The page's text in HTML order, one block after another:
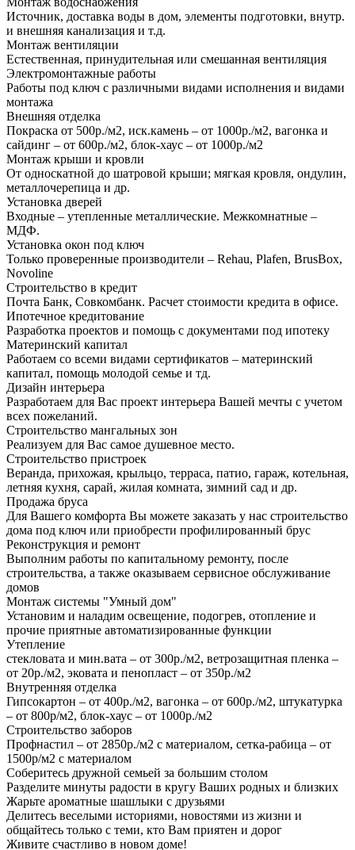
Источник, доставка воды в дом, элементы подготовки, внутр.
и внешняя канализация и т.д.
Монтаж вентиляции
Естественная, принудительная или смешанная вентиляция
Электромонтажные работы
Работы под ключ с различными видами исполнения и видами
монтажа
Внешняя отделка
Покраска от 500р./м2, иск.камень – от 1000р./м2, вагонка и
сайдинг – от 600р./м2, блок-хаус – от 1000р./м2
Монтаж крыши и кровли
От односкатной до шатровой крыши; мягкая кровля, ондулин,
металлочерепица и др.
Установка дверей
Входные – утепленные металлические. Межкомнатные –
МДФ.
Установка окон под ключ
Только проверенные производители – Rehau, Plafen, BrusBox,
Novoline
Строительство в кредит
Почта Банк, Совкомбанк. Расчет стоимости кредита в офисе.
Ипотечное кредитование
Разработка проектов и помощь с документами под ипотеку
Материнский капитал
Работаем со всеми видами сертификатов – материнский
капитал, помощь молодой семье и тд.
Дизайн интерьера
Разработаем для Вас проект интерьера Вашей мечты с учетом
всех пожеланий.
Строительство мангальных зон
Реализуем для Вас самое душевное место.
Строительство пристроек
Веранда, прихожая, крыльцо, терраса, патио, гараж, котельная,
летняя кухня, сарай, жилая комната, зимний сад и др.
Продажа бруса
Для Вашего комфорта Вы можете заказать у нас строительство
дома под ключ или приобрести профилированный брус
Реконструкция и ремонт
Выполним работы по капитальному ремонту, после
строительства, а также оказываем сервисное обслуживание
домов
Монтаж системы "Умный дом"
Установим и наладим освещение, подогрев, отопление и
прочие приятные автоматизированные функции
Утепление
стекловата и мин.вата – от 300р./м2, ветрозащитная пленка –
от 20р./м2, эковата и пенопласт – от 350р./м2
Внутренняя отделка
Гипсокартон – от 400р./м2, вагонка – от 600р./м2, штукатурка
– от 800р/м2, блок-хаус – от 1000р./м2
Строительство заборов
Профнастил – от 2850р./м2 с материалом, сетка-рабица – от
1500р/м2 с материалом
Соберитесь дружной семьей за большим столом
Разделите минуты радости в кругу Ваших родных и близких
Жарьте ароматные шашлыки с друзьями
Делитесь веселыми историями, новостями из жизни и
общайтесь только с теми, кто Вам приятен и дорог
Живите счастливо в новом доме!